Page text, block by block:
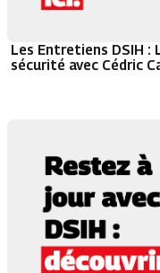
Les Entretiens DSIH :
sécurité avec Cédric